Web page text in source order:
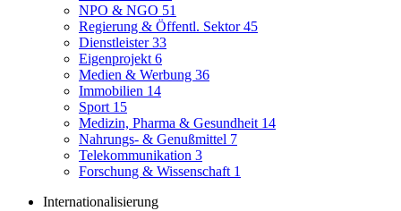
NPO & NGO 51
Regierung & Öffentl. Sektor45
Dienstleister33
Eigenprojekt 6
Medien & Werbung 36
Immobilien 14
Sport 15
Medizin, Pharma & Gesundheit 14
Nahrungs- & Genußmittel 7
Telekommunikation 3
Forschung & Wissenschaft 1
Internationalisierung